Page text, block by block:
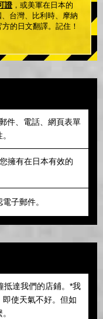
證 ，或美軍在日本的
台灣、比利時、摩納
的日文翻譯。記住！
件、電話、網頁表單
擁有在日本有效的
子郵件。
抵達我們的店鋪。*我
使天氣不好。但如